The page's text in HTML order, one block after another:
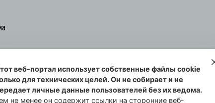
cреда-плюс, 2021-2026
от 29 октября 2013 г.
службы по надзору в сфере
веб-портал использует собственные файлы cookie
для технических целей. Он не собирает и не
личные данные пользователей без их ведома.
не менее он содержит ссылки на сторонние веб-